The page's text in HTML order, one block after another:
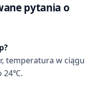
pytania o
temperatura w ciągu
24℃.